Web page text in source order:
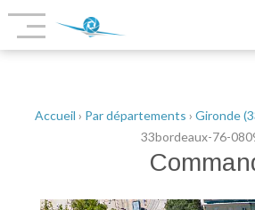
Accueil › Par départements › Gironde
33bordeaux-76-